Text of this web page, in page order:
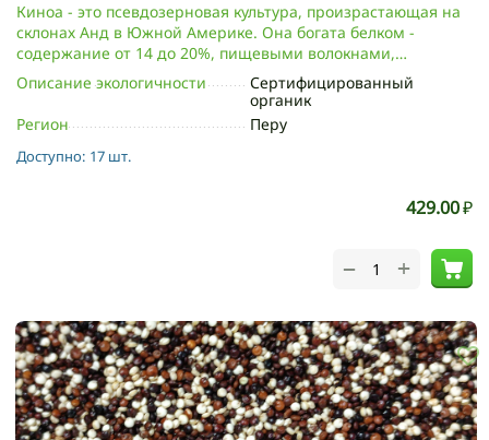
Киноа - это псевдозерновая культура, произрастающая на
склонах Анд в Южной Америке. Она богата белком -
содержание от 14 до 20%, пищевыми волокнами,
аминокислотами, клетчаткой, фолиевой кислотой.
Содержит большое количество витаминов: A, B1, B2, B3,
B5, B6, B9, C, E, а также микроэлементов и минералов:
железо, калий, кальций, магний, марганец, медь, натрий,
селен, фосфор, цинк. Киноа не содержит глютен и
аминокислота - лизин, способствует улучшению усвоения
Описание экологичности
Сертифицированный
органик
Регион
Перу
Доступно: 17 шт.
429.00₽
+
−